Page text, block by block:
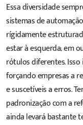
Essa diversidade
sistemas de
rígidamente
estar à esquerda; em
rótulos diferentes.
forçando empresas a
e suscetíveis a erros.
padronização com a
ainda levará bastante